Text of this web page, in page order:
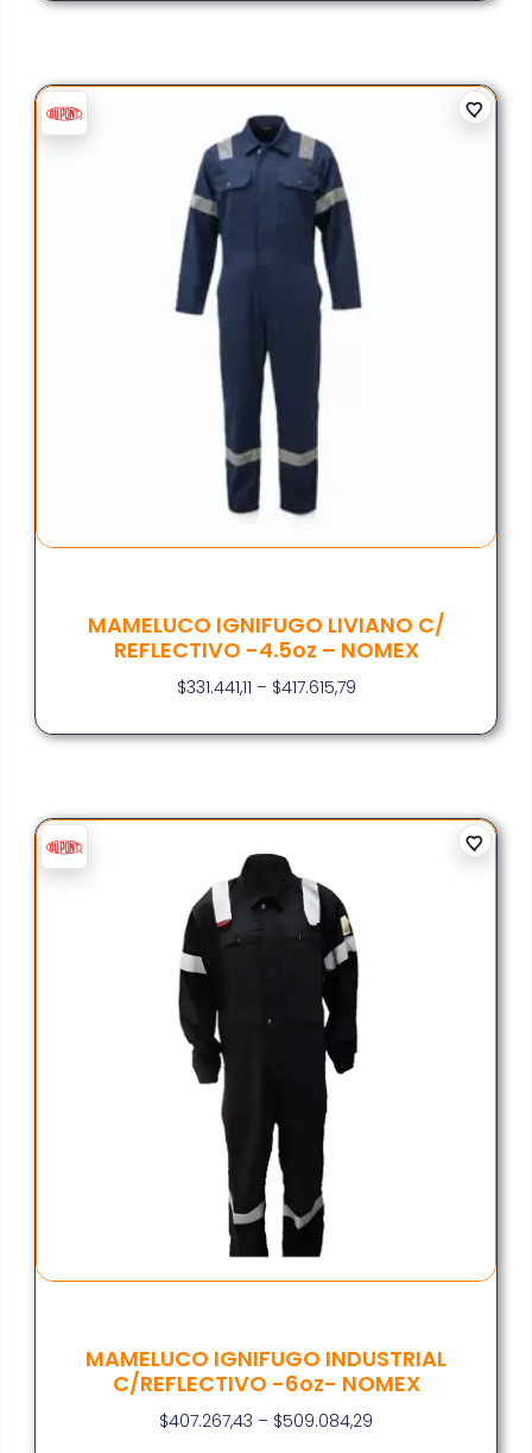
MAMELUCO IGNIFUGO LIVIANO C/
REFLECTIVO -4.5oz – NOMEX
$331.441,11 – $417.615,79
MAMELUCO IGNIFUGO INDUSTRIAL
C/REFLECTIVO -6oz- NOMEX
$407.267,43 – $509.084,29